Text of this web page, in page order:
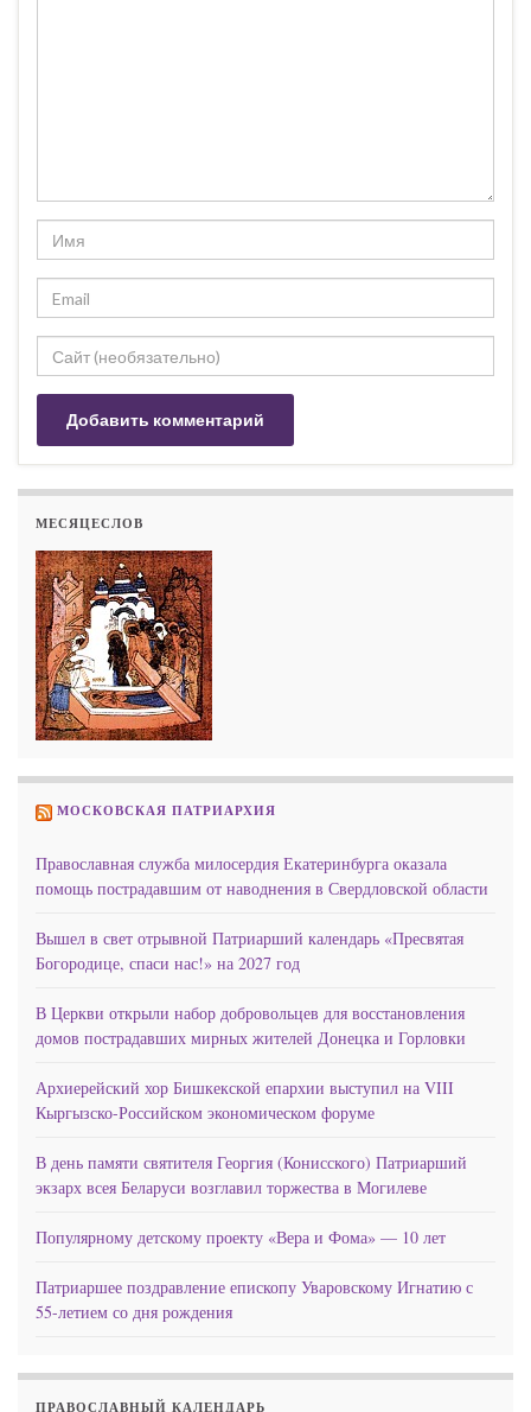
МЕСЯЦЕСЛОВ
МОСКОВСКАЯ ПАТРИАРХИЯ
Православная служба милосердия Екатеринбурга оказала
помощь пострадавшим от наводнения в Свердловской области
Вышел в свет отрывной Патриарший календарь «Пресвятая
Богородице, спаси нас!» на 2027 год
В Церкви открыли набор добровольцев для восстановления
домов пострадавших мирных жителей Донецка и Горловки
Архиерейский хор Бишкекской епархии выступил на VIII
Кыргызско-Российском экономическом форуме
В день памяти святителя Георгия (Конисского) Патриарший
экзарх всея Беларуси возглавил торжества в Могилеве
Популярному детскому проекту «Вера и Фома» — 10 лет
Патриаршее поздравление епископу Уваровскому Игнатию с
55-летием со дня рождения
ПРАВОСЛАВНЫЙ КАЛЕНДАРЬ